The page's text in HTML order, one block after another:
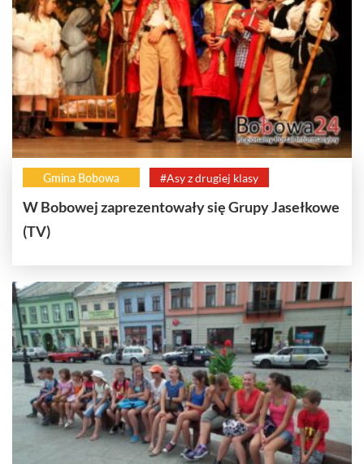
Gmina Bobowa #Asy z drugiej klasy
W Bobowej zaprezentowały się Grupy Jasełkowe
(TV)